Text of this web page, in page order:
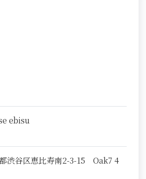
ebisu
渋谷区恵比寿南2-3-15 Oak7 4